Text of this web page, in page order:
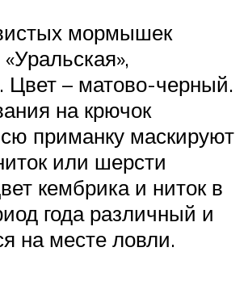
мормышек
Цвет – матово-черный.
на крючок
приманку маскируют
или шерсти
кембрика и ниток в
года различный и
на месте ловли.